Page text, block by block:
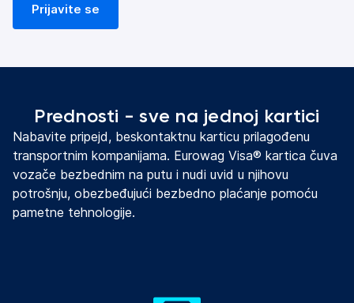
Prijavite se
Prednosti - sve na jednoj kartici
Nabavite pripejd, beskontaktnu karticu prilagođenu
transportnim kompanijama. Eurowag Visa® kartica čuva
vozače bezbednim na putu i ​​nudi uvid u njihovu
potrošnju, obezbeđujući bezbedno plaćanje pomoću
pametne tehnologije.